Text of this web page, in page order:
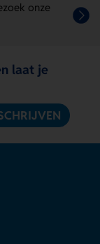
onze
laat je